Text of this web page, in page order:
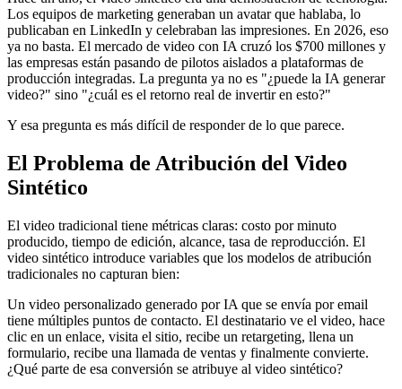
Los equipos de marketing generaban un avatar que hablaba, lo
publicaban en LinkedIn y celebraban las impresiones. En 2026, eso
ya no basta. El mercado de video con IA cruzó los $700 millones y
las empresas están pasando de pilotos aislados a plataformas de
producción integradas. La pregunta ya no es "¿puede la IA generar
video?" sino "¿cuál es el retorno real de invertir en esto?"
Y esa pregunta es más difícil de responder de lo que parece.
El Problema de Atribución del Video
Sintético
El video tradicional tiene métricas claras: costo por minuto
producido, tiempo de edición, alcance, tasa de reproducción. El
video sintético introduce variables que los modelos de atribución
tradicionales no capturan bien:
Un video personalizado generado por IA que se envía por email
tiene múltiples puntos de contacto. El destinatario ve el video, hace
clic en un enlace, visita el sitio, recibe un retargeting, llena un
formulario, recibe una llamada de ventas y finalmente convierte.
¿Qué parte de esa conversión se atribuye al video sintético?